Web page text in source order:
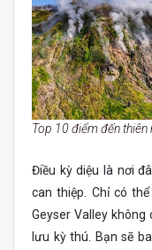
Top 10 điểm đến thiên
Điều kỳ diệu là nơi
can thiệp. Chỉ có
Geyser Valley
lưu kỳ thú. Bạn sẽ